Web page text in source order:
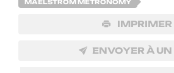
MAELSTRÔM METRONOMY
IMPRIMER
ENVOYER À